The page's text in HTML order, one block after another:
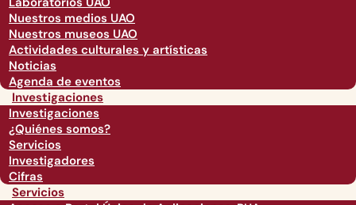
Nuestros medios UAO
Nuestros museos UAO
Actividades culturales y artísticas
Noticias
Agenda de eventos
Investigaciones
Investigaciones
¿Quiénes somos?
Servicios
Investigadores
Cifras
Servicios